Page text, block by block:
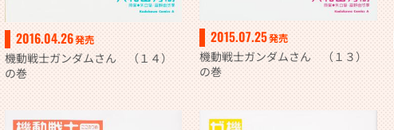
2016.04.26発売
機動戦士ガンダムさん （１４）
の巻
2015.07.25発売
機動戦士ガンダムさん （１３）
の巻